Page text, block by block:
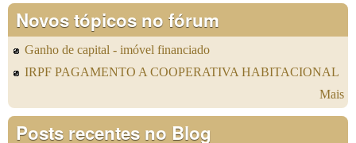
Novos tópicos no fórum
Ganho de capital - imóvel financiado
IRPF PAGAMENTO A COOPERATIVA HABITACIONAL
Mais
Posts recentes no Blog